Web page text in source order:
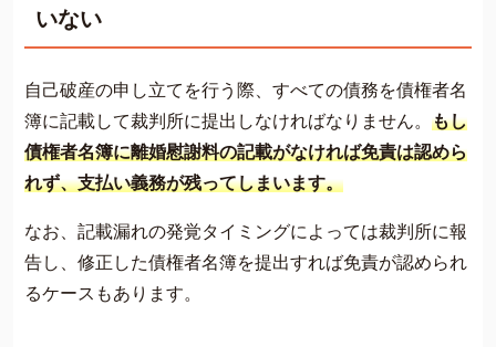
いない
自己破産の申し立てを行う際、すべての債務を債権者名
簿に記載して裁判所に提出しなければなりません。 もし
債権者名簿に離婚慰謝料の記載がなければ免責は認めら
れず、支払い義務が残ってしまいます。
なお、記載漏れの発覚タイミングによっては裁判所に報
告し、修正した債権者名簿を提出すれば免責が認められ
るケースもあります。